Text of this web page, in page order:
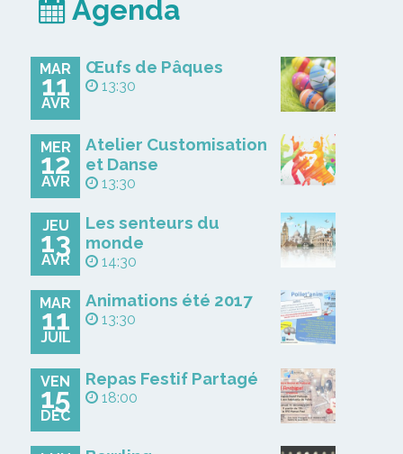
Agenda
MAR
11
AVR
Œufs de Pâques
13:30
MER
12
AVR
Atelier Customisation
et Danse
13:30
JEU
13
AVR
Les senteurs du
monde
14:30
MAR
11
JUIL
Animations été 2017
13:30
VEN
15
DÉC
Repas Festif Partagé
18:00